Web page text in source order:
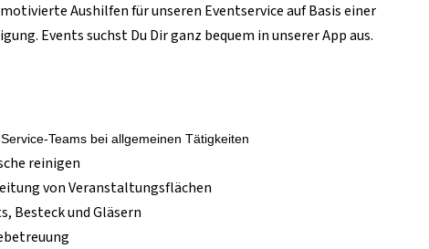
Aushilfen für unseren Eventservice auf Basis einer
Events suchst Du Dir ganz bequem in unserer App aus.
Teams bei allgemeinen Tätigkeiten
reinigen
von Veranstaltungsflächen
Besteck und Gläsern